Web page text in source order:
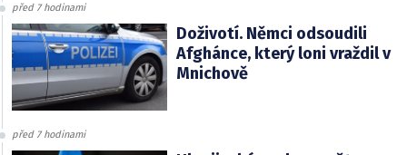
před 7 hodinami
Doživotí. Němci odsoudili
Afghánce, který loni vraždil v
Mnichově
před 7 hodinami